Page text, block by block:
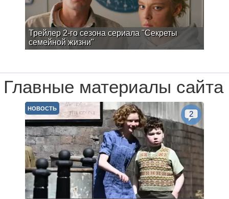
Трейлер 2-го сезона сериала "Секреты
семейной жизни"
Главные материалы сайта
НОВОСТЬ
2